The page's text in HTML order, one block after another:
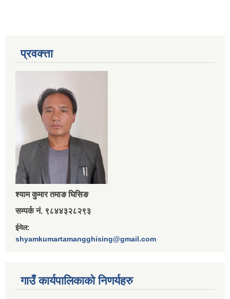
प्रवक्त्ता
श्‍याम कुमार तमाङ घिसिङ
सम्पर्क नं. ९८४४३२८२९३
ईमेल:
shyamkumartamangghising@gmail.com
गाउँ कार्यपालिकाकाे निणर्यहरु